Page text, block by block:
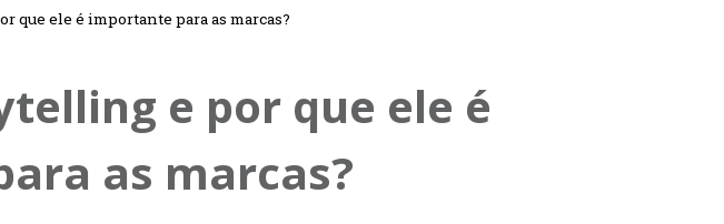
que ele é importante para as marcas?
e por que ele é
as marcas?